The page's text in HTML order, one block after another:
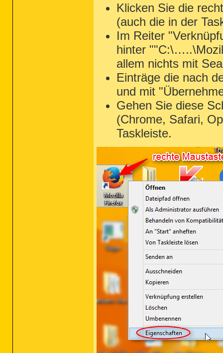
Klicken Sie die
(auch die in der
Im Reiter
hinter
allem nichts mit
Einträge die nach
und mit
Gehen Sie diese
(Chrome, Safari,
Taskleiste.